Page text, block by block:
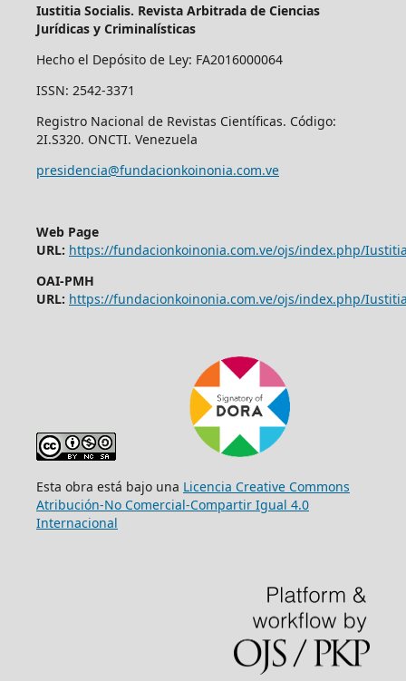
Iustitia Socialis. Revista Arbitrada de Ciencias
Jurídicas y Criminalísticas
Hecho el Depósito de Ley: FA2016000064
ISSN: 2542-3371
Registro Nacional de Revistas Científicas. Código:
2I.S320. ONCTI. Venezuela
presidencia@fundacionkoinonia.com.ve
Web Page
URL: https://fundacionkoinonia.com.ve/ojs/index.php/
OAI-PMH
URL: https://fundacionkoinonia.com.ve/ojs/index.php/
Esta obra está bajo una Licencia Creative Commons
Atribución-No Comercial-Compartir Igual 4.0
Internacional